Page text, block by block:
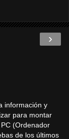
›
información y
para montar
(Ordenador
de los últimos